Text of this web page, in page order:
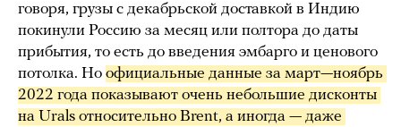
говоря, грузы с декабрьской доставкой в Индию
покинули Россию за месяц или полтора до даты
прибытия, то есть до введения эмбарго и ценового
потолка. Но официальные данные за март—ноябрь
2022 года показывают очень небольшие дисконты
на Urals относительно Brent, а иногда — даже